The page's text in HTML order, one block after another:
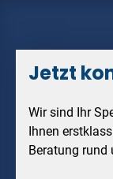
Jetzt
Wir sind Ihr
Ihnen
Beratung rund